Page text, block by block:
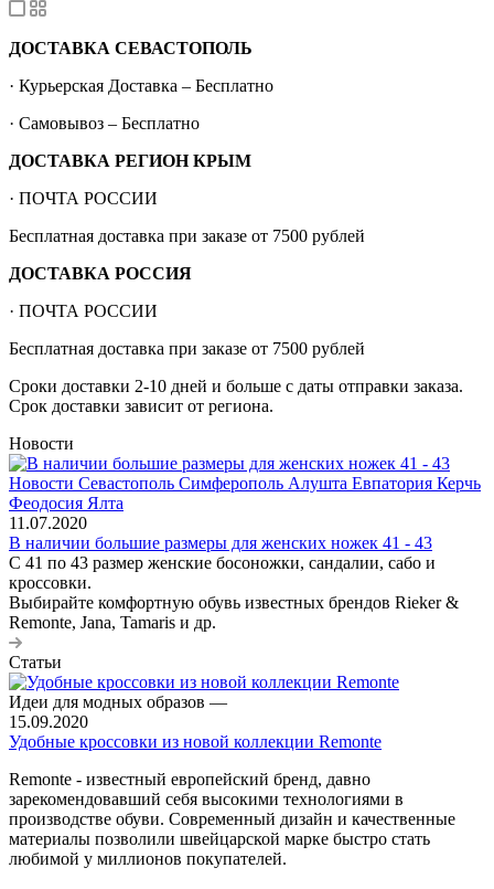
ДОСТАВКА СЕВАСТОПОЛЬ
· Курьерская Доставка – Бесплатно
· Самовывоз – Бесплатно
ДОСТАВКА РЕГИОН КРЫМ
· ПОЧТА РОССИИ
Бесплатная доставка при заказе от 7500 рублей
ДОСТАВКА РОССИЯ
· ПОЧТА РОССИИ
Бесплатная доставка при заказе от 7500 рублей
Сроки доставки 2-10 дней и больше с даты отправки заказа.
Срок доставки зависит от региона.
Новости
11.07.2020
В наличии большие размеры для женских ножек 41 - 43
С 41 по 43 размер женские босоножки, сандалии, сабо и
кроссовки.
Выбирайте комфортную обувь известных брендов Rieker &
Remonte, Jana, Tamaris и др.
Статьи
Идеи для модных образов —
15.09.2020
Удобные кроссовки из новой коллекции Remonte
Remonte - известный европейский бренд, давно
зарекомендовавший себя высокими технологиями в
производстве обуви. Современный дизайн и качественные
материалы позволили швейцарской марке быстро стать
любимой у миллионов покупателей.